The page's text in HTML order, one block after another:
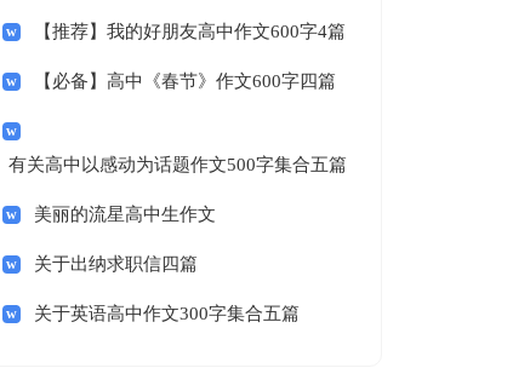
【推荐】我的好朋友高中作文600字4篇
【必备】高中《春节》作文600字四篇
有关高中以感动为话题作文500字集合五篇
美丽的流星高中生作文
关于出纳求职信四篇
关于英语高中作文300字集合五篇